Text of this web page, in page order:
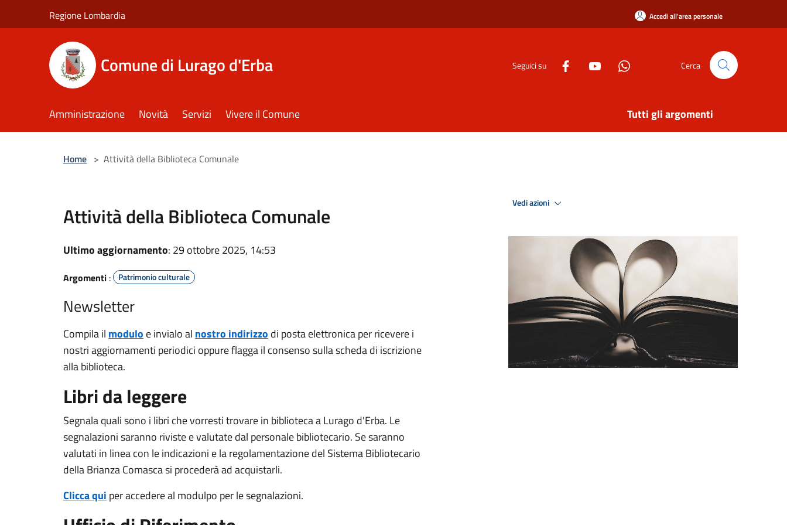
Regione Lombardia Accedi all'area personale
Comune di Lurago d'Erba Seguici su Cerca
Amministrazione Novità Servizi Vivere il Comune Tutti gli argomenti
Home > Attività della Biblioteca Comunale
Attività della Biblioteca Comunale
Ultimo aggiornamento: 29 ottobre 2025, 14:53
Argomenti : Patrimonio culturale
Newsletter
Compila il modulo e invialo al nostro indirizzo di posta elettronica per ricevere i
nostri aggiornamenti periodici oppure flagga il consenso sulla scheda di iscrizione
alla biblioteca.
Libri da leggere
Segnala quali sono i libri che vorresti trovare in biblioteca a Lurago d'Erba. Le
segnalazioni saranno riviste e valutate dal personale bibliotecario. Se saranno
valutati in linea con le indicazioni e la regolamentazione del Sistema Bibliotecario
della Brianza Comasca si procederà ad acquistarli.
Clicca qui per accedere al modulpo per le segnalazioni.
Vedi azioni